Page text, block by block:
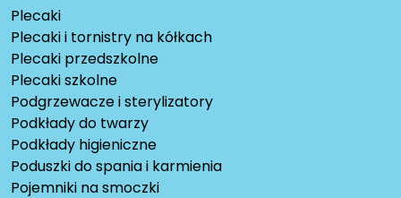
Plecaki
Plecaki i tornistry na kółkach
Plecaki przedszkolne
Plecaki szkolne
Podgrzewacze i sterylizatory
Podkłady do twarzy
Podkłady higieniczne
Poduszki do spania i karmienia
Pojemniki na smoczki